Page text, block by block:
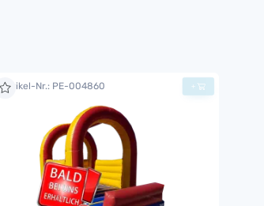
Artikel-Nr.: PE-004860 +